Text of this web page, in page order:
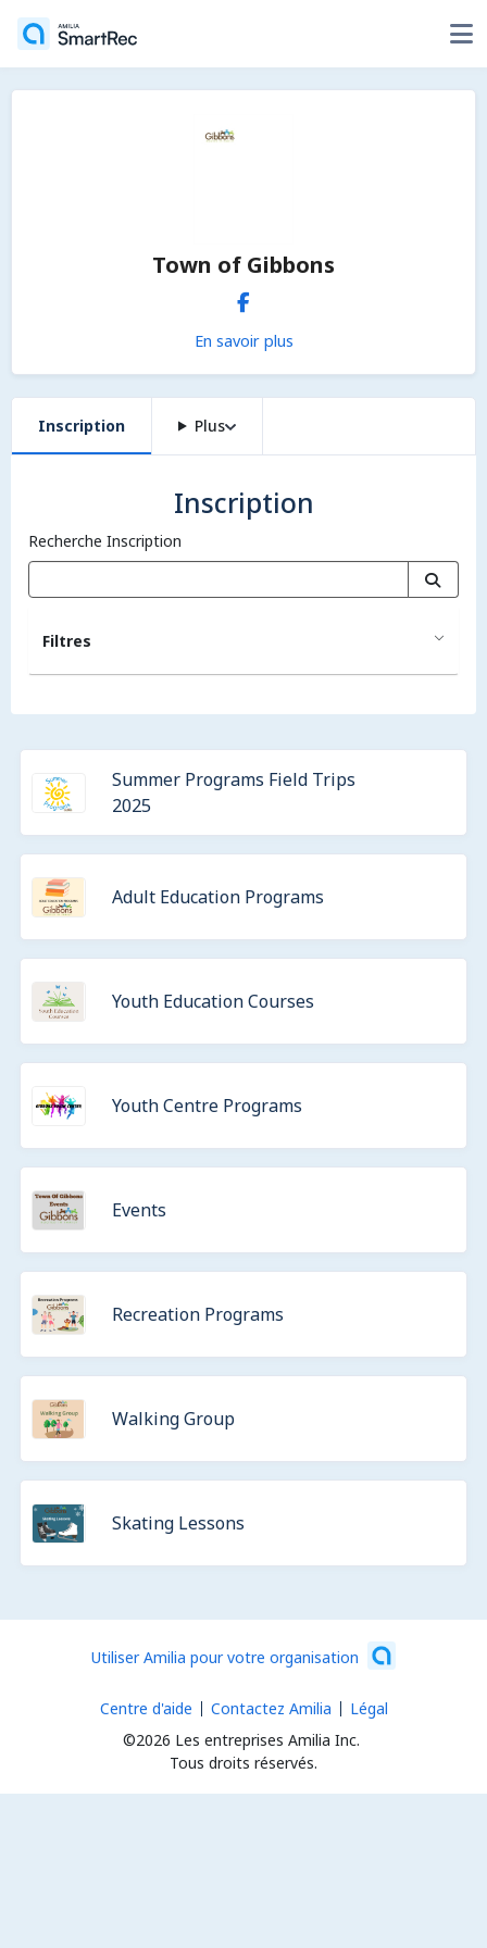
Town of Gibbons
En savoir plus
Inscription Plus
Inscription
Recherche Inscription
Filtres
Summer Programs Field Trips
2025
Adult Education Programs
Youth Education Courses
Youth Centre Programs
Events
Recreation Programs
Walking Group
Skating Lessons
Utiliser Amilia pour votre organisation
©2026 Les entreprises Amilia Inc.
Tous droits réservés.
Centre d'aide Contactez Amilia Légal